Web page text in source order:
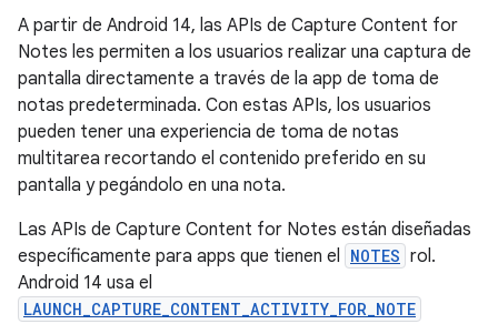
A partir de Android 14, las APIs de Capture Content for
Notes les permiten a los usuarios realizar una captura de
pantalla directamente a través de la app de toma de
notas predeterminada. Con estas APIs, los usuarios
pueden tener una experiencia de toma de notas
multitarea recortando el contenido preferido en su
pantalla y pegándolo en una nota.
Las APIs de Capture Content for Notes están diseñadas
específicamente para apps que tienen el NOTES rol.
Android 14 usa el
LAUNCH_CAPTURE_CONTENT_ACTIVITY_FOR_NOTE